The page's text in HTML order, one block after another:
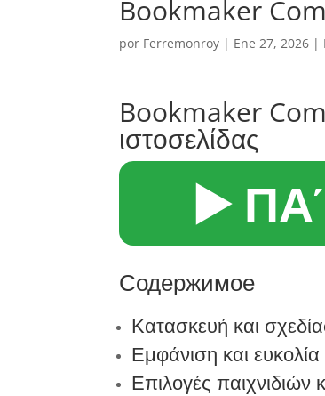
Bookmaker
por Ferremonroy | Ene 27, 2026 |
Bookmaker
ιστοσελίδας
▶️
Содержимое
Κατασκευή και
Εμφάνιση και
Επιλογές παιχνιδιών